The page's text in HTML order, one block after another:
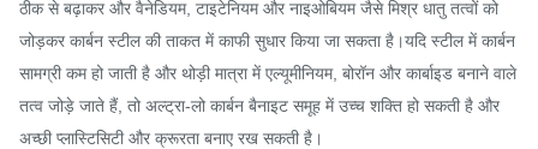
ठीक से बढ़ाकर और वैनेडियम, टाइटेनियम और नाइओबियम जैसे मिश्र धातु तत्वों को
जोड़कर कार्बन स्टील की ताकत में काफी सुधार किया जा सकता है।यदि स्टील में कार्बन
सामग्री कम हो जाती है और थोड़ी मात्रा में एल्यूमीनियम, बोरॉन और कार्बाइड बनाने वाले
तत्व जोड़े जाते हैं, तो अल्ट्रा-लो कार्बन बैनाइट समूह में उच्च शक्ति हो सकती है और
अच्छी प्लास्टिसिटी और क्रूरता बनाए रख सकती है।